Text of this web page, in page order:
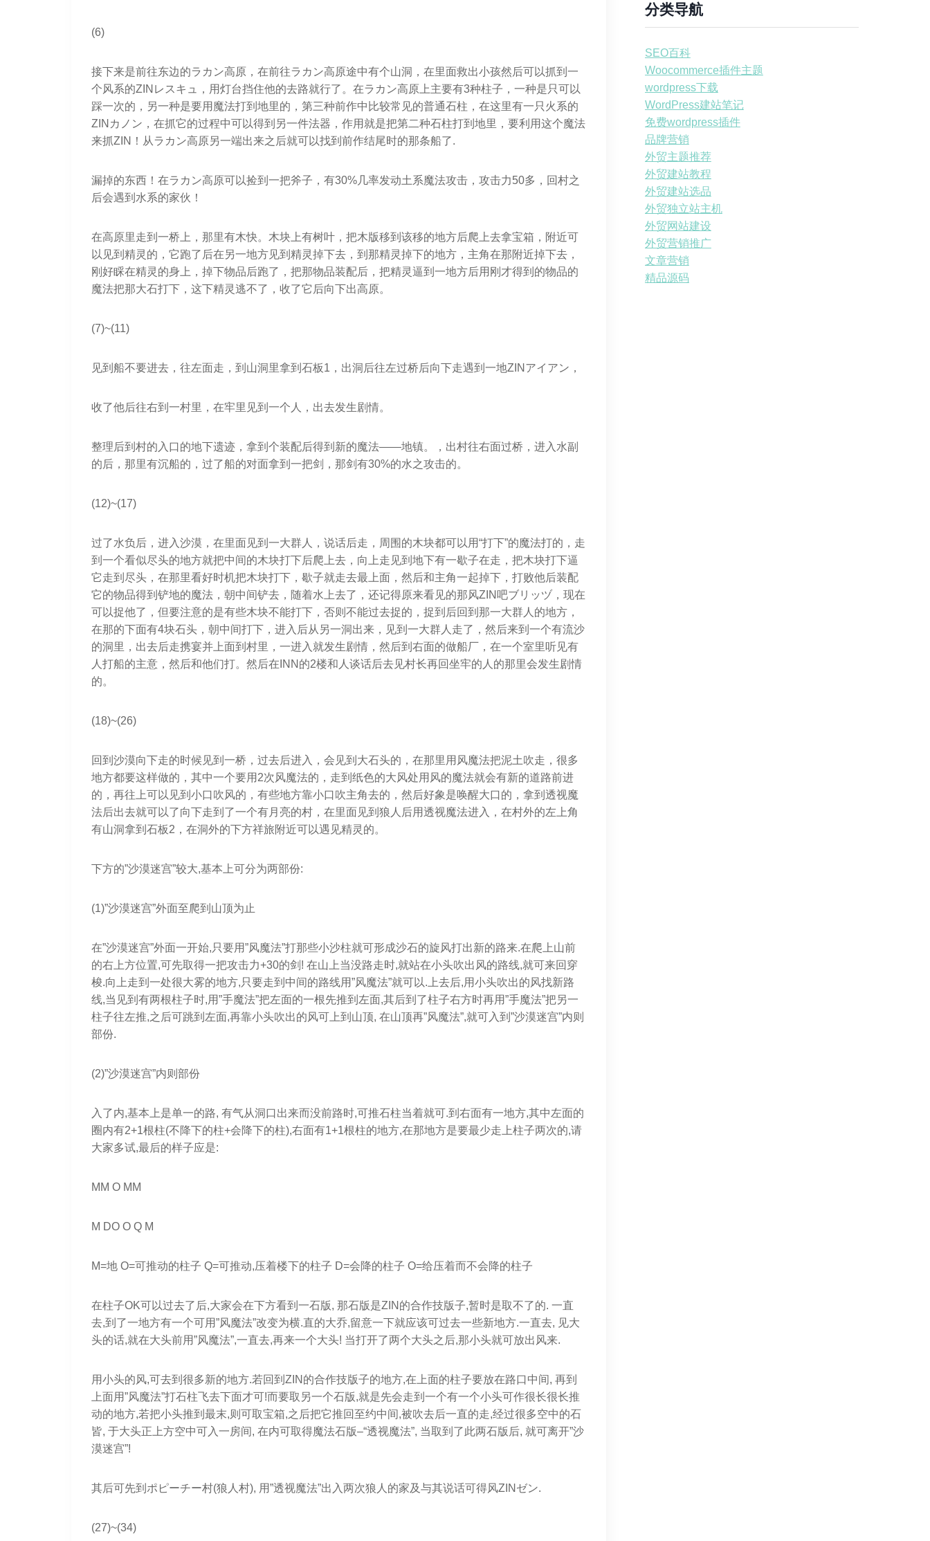
(6)
接下来是前往东边的ラカン高原，在前往ラカン高原途中有个山洞，在里面救出小孩然后可以抓到一
个风系的ZINレスキュ，用灯台挡住他的去路就行了。在ラカン高原上主要有3种柱子，一种是只可以
踩一次的，另一种是要用魔法打到地里的，第三种前作中比较常见的普通石柱，在这里有一只火系的
ZINカノン，在抓它的过程中可以得到另一件法器，作用就是把第二种石柱打到地里，要利用这个魔法
来抓ZIN！从ラカン高原另一端出来之后就可以找到前作结尾时的那条船了.
漏掉的东西！在ラカン高原可以捡到一把斧子，有30%几率发动土系魔法攻击，攻击力50多，回村之
后会遇到水系的家伙！
在高原里走到一桥上，那里有木快。木块上有树叶，把木版移到该移的地方后爬上去拿宝箱，附近可
以见到精灵的，它跑了后在另一地方见到精灵掉下去，到那精灵掉下的地方，主角在那附近掉下去，
刚好睬在精灵的身上，掉下物品后跑了，把那物品装配后，把精灵逼到一地方后用刚才得到的物品的
魔法把那大石打下，这下精灵逃不了，收了它后向下出高原。
(7)~(11)
见到船不要进去，往左面走，到山洞里拿到石板1，出洞后往左过桥后向下走遇到一地ZINアイアン，
收了他后往右到一村里，在牢里见到一个人，出去发生剧情。
整理后到村的入口的地下遗迹，拿到个装配后得到新的魔法——地镇。，出村往右面过桥，进入水副
的后，那里有沉船的，过了船的对面拿到一把剑，那剑有30%的水之攻击的。
(12)~(17)
过了水负后，进入沙漠，在里面见到一大群人，说话后走，周围的木块都可以用“打下”的魔法打的，走
到一个看似尽头的地方就把中间的木块打下后爬上去，向上走见到地下有一歇子在走，把木块打下逼
它走到尽头，在那里看好时机把木块打下，歇子就走去最上面，然后和主角一起掉下，打败他后装配
它的物品得到铲地的魔法，朝中间铲去，随着水上去了，还记得原来看见的那风ZIN吧ブリッヅ，现在
可以捉他了，但要注意的是有些木块不能打下，否则不能过去捉的，捉到后回到那一大群人的地方，
在那的下面有4块石头，朝中间打下，进入后从另一洞出来，见到一大群人走了，然后来到一个有流沙
的洞里，出去后走携宴并上面到村里，一进入就发生剧情，然后到右面的做船厂，在一个室里听见有
人打船的主意，然后和他们打。然后在INN的2楼和人谈话后去见村长再回坐牢的人的那里会发生剧情
的。
(18)~(26)
回到沙漠向下走的时候见到一桥，过去后进入，会见到大石头的，在那里用风魔法把泥土吹走，很多
地方都要这样做的，其中一个要用2次风魔法的，走到纸色的大风处用风的魔法就会有新的道路前进
的，再往上可以见到小口吹风的，有些地方靠小口吹主角去的，然后好象是唤醒大口的，拿到透视魔
法后出去就可以了向下走到了一个有月亮的村，在里面见到狼人后用透视魔法进入，在村外的左上角
有山洞拿到石板2，在洞外的下方祥旅附近可以遇见精灵的。
下方的”沙漠迷宫”较大,基本上可分为两部份:
(1)”沙漠迷宫”外面至爬到山顶为止
在”沙漠迷宫”外面一开始,只要用”风魔法”打那些小沙柱就可形成沙石的旋风打出新的路来.在爬上山前
的右上方位置,可先取得一把攻击力+30的剑! 在山上当没路走时,就站在小头吹出风的路线,就可来回穿
梭.向上走到一处很大雾的地方,只要走到中间的路线用”风魔法”就可以.上去后,用小头吹出的风找新路
线,当见到有两根柱子时,用”手魔法”把左面的一根先推到左面,其后到了柱子右方时再用”手魔法”把另一
柱子往左推,之后可跳到左面,再靠小头吹出的风可上到山顶, 在山顶再”风魔法”,就可入到”沙漠迷宫”内则
部份.
(2)”沙漠迷宫”内则部份
入了内,基本上是单一的路, 有气从洞口出来而没前路时,可推石柱当着就可.到右面有一地方,其中左面的
圈内有2+1根柱(不降下的柱+会降下的柱),右面有1+1根柱的地方,在那地方是要最少走上柱子两次的,请
大家多试,最后的样子应是:
MM O MM
M DO O Q M
M=地 O=可推动的柱子 Q=可推动,压着楼下的柱子 D=会降的柱子 O=给压着而不会降的柱子
在柱子OK可以过去了后,大家会在下方看到一石版, 那石版是ZIN的合作技版子,暂时是取不了的. 一直
去,到了一地方有一个可用”风魔法”改变为横.直的大乔,留意一下就应该可过去一些新地方.一直去, 见大
头的话,就在大头前用”风魔法”,一直去,再来一个大头! 当打开了两个大头之后,那小头就可放出风来.
用小头的风,可去到很多新的地方.若回到ZIN的合作技版子的地方,在上面的柱子要放在路口中间, 再到
上面用”风魔法”打石柱飞去下面才可!而要取另一个石版,就是先会走到一个有一个小头可作很长很长推
动的地方,若把小头推到最末,则可取宝箱,之后把它推回至约中间,被吹去后一直的走,经过很多空中的石
皆, 于大头正上方空中可入一房间, 在内可取得魔法石版–“透视魔法”, 当取到了此两石版后, 就可离开”沙
漠迷宫”!
其后可先到ポピーチー村(狼人村), 用”透视魔法”出入两次狼人的家及与其说话可得风ZINゼン.
(27)~(34)
分类导航
SEO百科
Woocommerce插件主题
wordpress下载
WordPress建站笔记
免费wordpress插件
品牌营销
外贸主题推荐
外贸建站教程
外贸建站选品
外贸独立站主机
外贸网站建设
外贸营销推广
文章营销
精品源码